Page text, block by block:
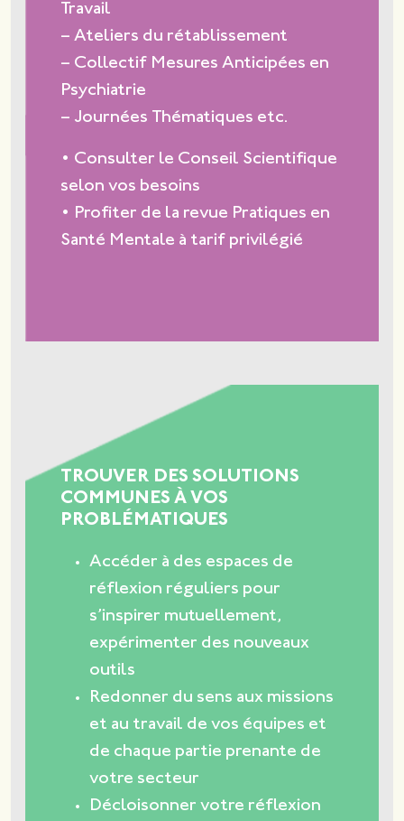
Travail
– Ateliers du rétablissement
– Collectif Mesures Anticipées en
Psychiatrie
– Journées Thématiques etc.
• Consulter le Conseil Scientifique
selon vos besoins
• Profiter de la revue Pratiques en
Santé Mentale à tarif privilégié
TROUVER DES SOLUTIONS
COMMUNES À VOS
PROBLÉMATIQUES
Accéder à des espaces de
réflexion réguliers pour
s’inspirer mutuellement,
expérimenter des nouveaux
outils
Redonner du sens aux missions
et au travail de vos équipes et
de chaque partie prenante de
votre secteur
Décloisonner votre réflexion